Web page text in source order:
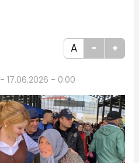
A - +
17.06.2026 - 0:00